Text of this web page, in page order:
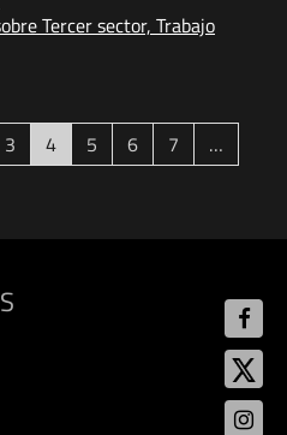
Tercer sector, Trabajo
3 4(current)
5 6 7
…